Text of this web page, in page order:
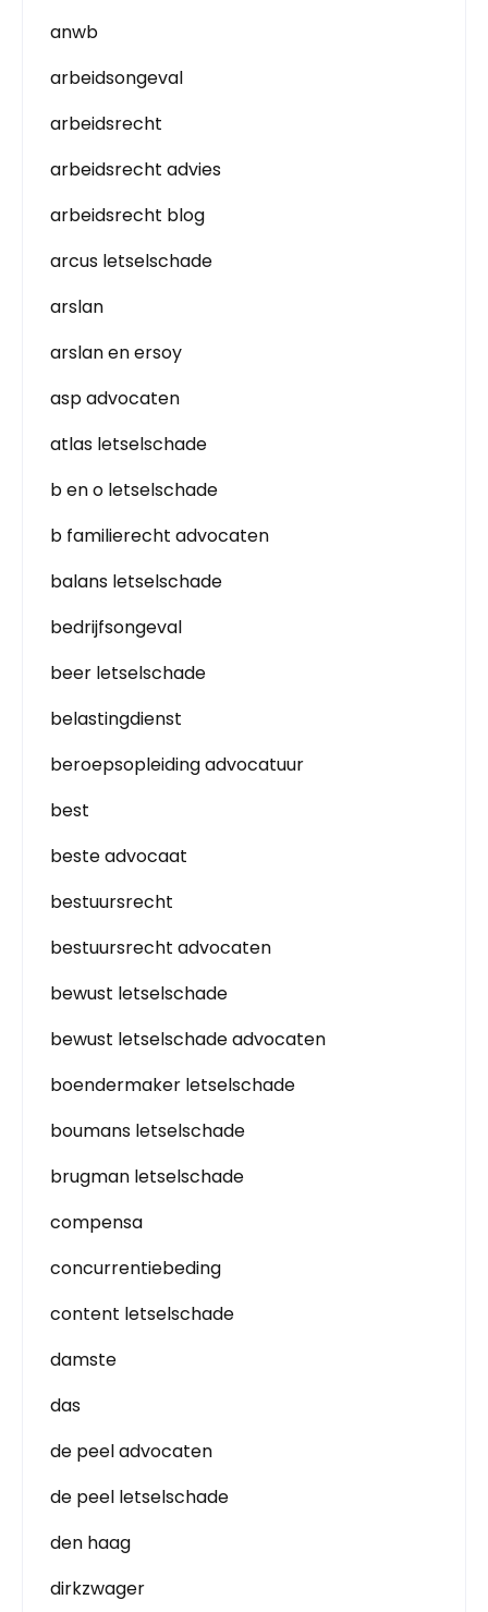
anwb
arbeidsongeval
arbeidsrecht
arbeidsrecht advies
arbeidsrecht blog
arcus letselschade
arslan
arslan en ersoy
asp advocaten
atlas letselschade
b en o letselschade
b familierecht advocaten
balans letselschade
bedrijfsongeval
beer letselschade
belastingdienst
beroepsopleiding advocatuur
best
beste advocaat
bestuursrecht
bestuursrecht advocaten
bewust letselschade
bewust letselschade advocaten
boendermaker letselschade
boumans letselschade
brugman letselschade
compensa
concurrentiebeding
content letselschade
damste
das
de peel advocaten
de peel letselschade
den haag
dirkzwager